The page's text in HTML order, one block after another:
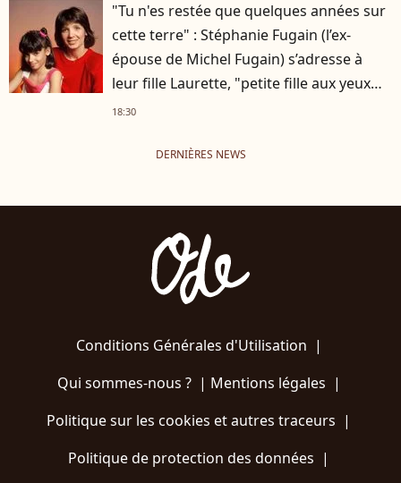
"Tu n'es restée que quelques années sur
cette terre" : Stéphanie Fugain (l’ex-
épouse de Michel Fugain) s’adresse à
leur fille Laurette, "petite fille aux yeux
noirs, pétillants"
18:30
DERNIÈRES NEWS
Conditions Générales d'Utilisation |
Qui sommes-nous ?| Mentions légales |
Politique sur les cookies et autres traceurs |
Politique de protection des données |